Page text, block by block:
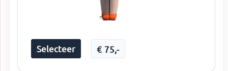
Selecteer € 75,-